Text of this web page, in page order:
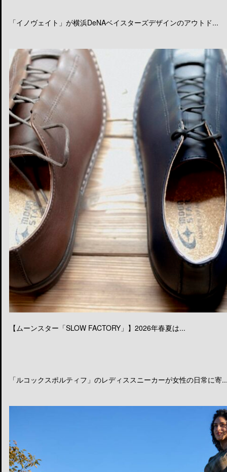
「イノヴェイト」が横浜DeNAベイスターズデザインのアウトド...
【ムーンスター「SLOW FACTORY」】2026年春夏は...
「ルコックスポルティフ」のレディススニーカーが女性の日常に寄